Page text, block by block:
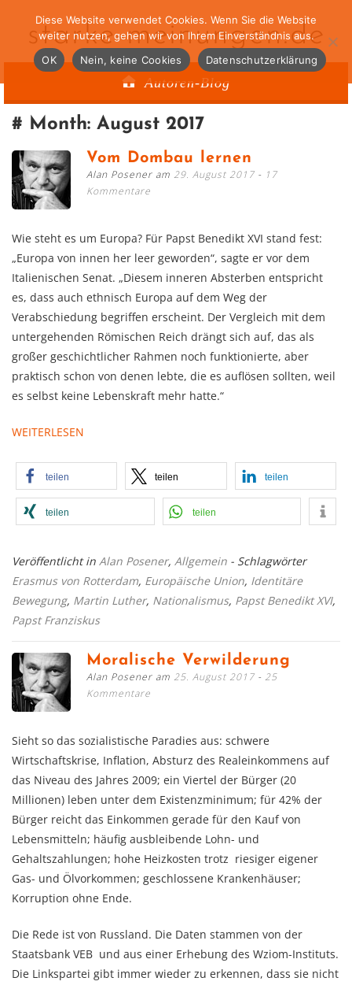
starke-meinungen.de
Autoren-Blog
Month: August 2017
Vom Dombau lernen
Alan Posener am 29. August 2017
17
Kommentare
Wie steht es um Europa? Für Papst Benedikt XVI stand fest:
„Europa von innen her leer geworden“, sagte er vor dem
Italienischen Senat. „Diesem inneren Absterben entspricht
es, dass auch ethnisch Europa auf dem Weg der
Verabschiedung begriffen erscheint. Der Vergleich mit dem
untergehenden Römischen Reich drängt sich auf, das als
großer geschichtlicher Rahmen noch funktionierte, aber
praktisch schon von denen lebte, die es auflösen sollten, weil
es selbst keine Lebenskraft mehr hatte.“
WEITERLESEN
teilen teilen teilen
teilen teilen
Veröffentlicht in Alan Posener, Allgemein - Schlagwörter
Erasmus von Rotterdam, Europäische Union, Identitäre
Bewegung, Martin Luther, Nationalismus, Papst Benedikt XVI,
Papst Franziskus
Moralische Verwilderung
Alan Posener am 25. August 2017
25
Kommentare
Sieht so das sozialistische Paradies aus: schwere
Wirtschaftskrise, Inflation, Absturz des Realeinkommens auf
das Niveau des Jahres 2009; ein Viertel der Bürger (20
Millionen) leben unter dem Existenzminimum; für 42% der
Bürger reicht das Einkommen gerade für den Kauf von
Lebensmitteln; häufig ausbleibende Lohn- und
Gehaltszahlungen; hohe Heizkosten trotz riesiger eigener
Gas- und Ölvorkommen; geschlossene Krankenhäuser;
Korruption ohne Ende.
Die Rede ist von Russland. Die Daten stammen von der
Staatsbank VEB und aus einer Erhebung des Wziom-Instituts.
Die Linkspartei gibt immer wieder zu erkennen, dass sie nicht
Diese Website verwendet Cookies. Wenn Sie die Website
weiter nutzen, gehen wir von Ihrem Einverständnis aus.
OK
Nein, keine Cookies Datenschutzerklärung